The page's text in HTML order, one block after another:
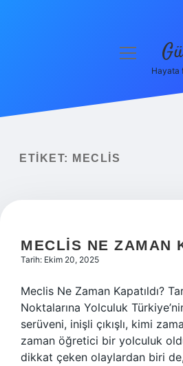
Yasal Uyarı
menüyü
Hayata
ETIKET: MECLIS
MECLIS NE ZAMAN
Tarih: Ekim 20, 2025
Meclis Ne Zaman Kapatıldı?
Noktalarına Yolculuk
serüveni, inişli çıkışlı, kimi
zaman öğretici bir yolculuk
dikkat çeken olaylardan biri